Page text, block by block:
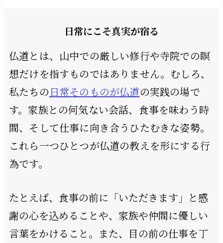
日常にこそ真実が宿る
仏道とは、山中での厳しい修行や寺院での瞑
想だけを指すものではありません。むしろ、
私たちの 日常そのものが仏道の実践の場で
す。家族との何気ない会話、食事を味わう時
間、そして仕事に向き合うひたむきな姿勢。
これら一つひとつが仏道の教えを形にする行
為です。
たとえば、食事の前に「いただきます」と感
謝の心を込めることや、家族や仲間に優しい
言葉をかけること。また、目の前の仕事を丁